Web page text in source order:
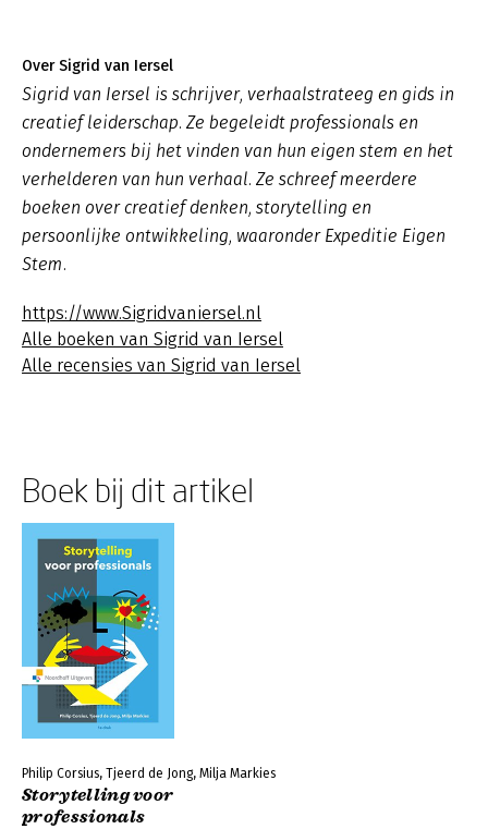
Over Sigrid van Iersel
Sigrid van Iersel is schrijver, verhaalstrateeg en gids in
creatief leiderschap. Ze begeleidt professionals en
ondernemers bij het vinden van hun eigen stem en het
verhelderen van hun verhaal. Ze schreef meerdere
boeken over creatief denken, storytelling en
persoonlijke ontwikkeling, waaronder Expeditie Eigen
Stem.
https://www.Sigridvaniersel.nl
Alle boeken van Sigrid van Iersel
Alle recensies van Sigrid van Iersel
Boek bij dit artikel
Philip Corsius, Tjeerd de Jong, Milja Markies
Storytelling voor
professionals